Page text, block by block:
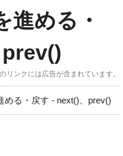
進める・
リンクには広告が含まれています。
める・戻す - next()、prev()